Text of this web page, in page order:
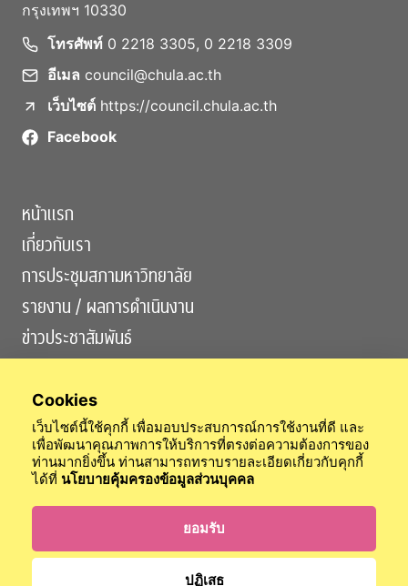
กรุงเทพฯ 10330
โทรศัพท์ 0 2218 3305, 0 2218 3309
อีเมล council@chula.ac.th
เว็บไซต์ https://council.chula.ac.th
Facebook
หน้าแรก
เกี่ยวกับเรา
การประชุมสภามหาวิทยาลัย
รายงาน / ผลการดำเนินงาน
ข่าวประชาสัมพันธ์
สำนักงานสภามหาวิทยาลัย สำนักตรวจสอบ
สำนักกิจการวุฒยาจารย์
ข้อบังคับจุฬาฯ
นโยบายการคุ้มครองข้อมูลส่วนบุคคล
เข้าสู่ระบบ
Cookies
เว็บไซต์นี้ใช้คุกกี้ เพื่อมอบประสบการณ์การใช้งานที่ดี และ
เพื่อพัฒนาคุณภาพการให้บริการที่ตรงต่อความต้องการของ
ท่านมากยิ่งขึ้น ท่านสามารถทราบรายละเอียดเกี่ยวกับคุกกี้
ได้ที่ นโยบายคุ้มครองข้อมูลส่วนบุคคล
ยอมรับ
ปฏิเสธ